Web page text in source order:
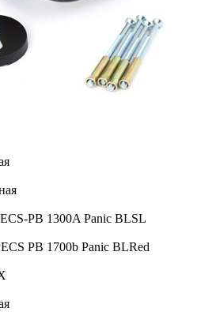
PB 1300A Panic BLSL
PB 1700b Panic BLRed